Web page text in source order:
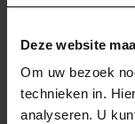
Deze website
Om uw bezoek
technieken in.
analyseren. U